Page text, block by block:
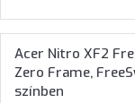
Acer Nitro XF2
Zero Frame,
színben